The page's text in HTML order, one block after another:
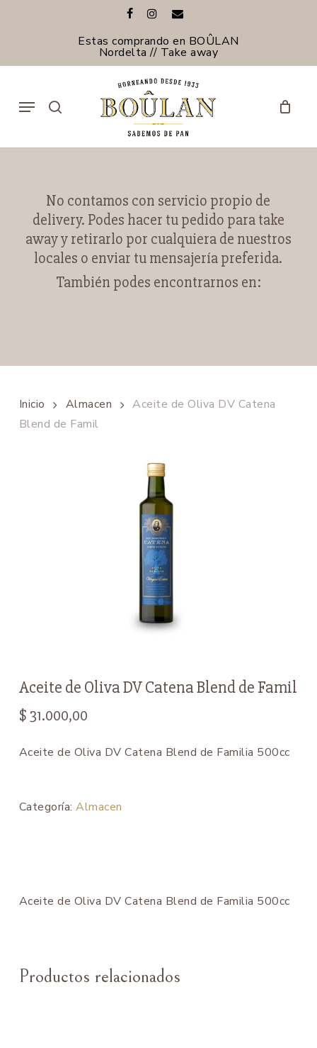
facebookinstagram
email
Estas comprando en BOÛLAN
Nordelta // Take away
Menu
No contamos con servicio propio de
delivery. Podes hacer tu pedido para take
away y retirarlo por cualquiera de nuestros
locales o enviar tu mensajería preferida.
También podes encontrarnos en:
Inicio Almacen
Aceite de Oliva DV Catena
Blend de Famil
Aceite de Oliva DV Catena Blend de Famil
$ 31.000,00
Aceite de Oliva DV Catena Blend de Familia 500cc
Categoría:Almacen
Aceite de Oliva DV Catena Blend de Familia 500cc
Productos relacionados